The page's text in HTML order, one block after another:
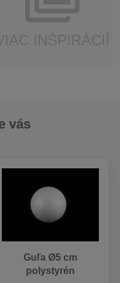
vás
Guľa Ø5 cm
polystyrén